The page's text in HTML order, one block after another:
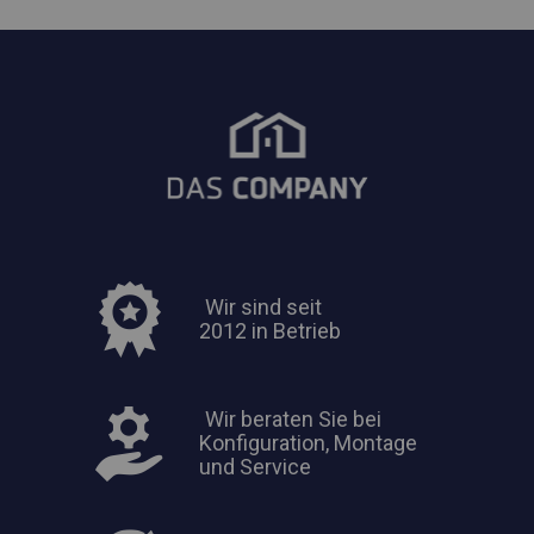
Wir sind seit
2012 in Betrieb
Wir beraten Sie bei
Konfiguration, Montage
und Service